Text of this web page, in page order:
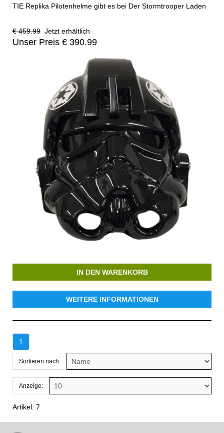
TIE Replika Pilotenhelme gibt es bei Der Stormtrooper Laden
€ 459.99 Jetzt erhältlich
Unser Preis € 390.99
IN DEN WARENKORB
WEITERE INFORMATIONEN
1
Sortieren nach:
Anzeige:
Artikel: 7